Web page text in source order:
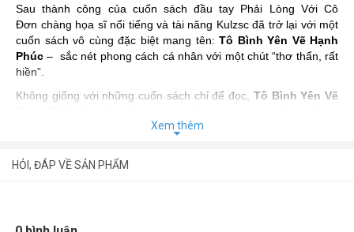
Sau thành công của cuốn sách đầu tay Phải Lòng Với Cô
Đơn chàng họa sĩ nổi tiếng và tài năng Kulzsc đã trở lại với một
cuốn sách vô cùng đặc biệt mang tên: Tô Bình Yên Vẽ Hạnh
Phúc – sắc nét phong cách cá nhân với một chút “thơ thẩn, rất
hiền”.
Không giống với những cuốn sách chỉ để đọc, Tô Bình Yên Vẽ
phúc to to từ những điều nho nhỏ” vừa được thực hành ngay lập
và sách tô màu.
Xem thêm
HỎI, ĐÁP VỀ SẢN PHẨM